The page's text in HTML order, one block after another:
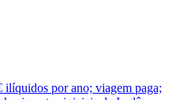
ilíquidos por ano; viagem paga;